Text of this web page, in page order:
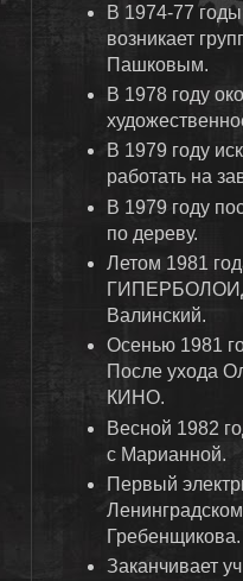
В 1974-77
возникает
Пашковым.
В 1978 году
В 1979 году
работать на
В 1979 году
по дереву.
Летом 1981
Валинский.
Осенью 1981
После ухода
КИНО.
Весной 1982
с Марианной.
Первый
Гребенщикова.
Заканчивает